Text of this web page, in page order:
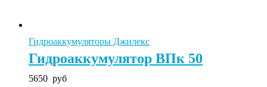
Гидроаккумуляторы Джилекс
Гидроаккумулятор ВПк 50
5650 руб